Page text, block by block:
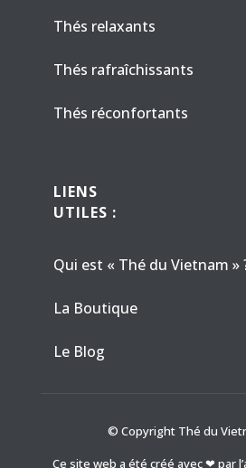
Thés relaxants
Thés rafraîchissants
Thés réconfortants
LIENS
UTILES :
Qui est « Thé du Vietnam »
La Boutique
Le Blog
© Copyright Thé du
Ce site web a été créé avec ❤ par